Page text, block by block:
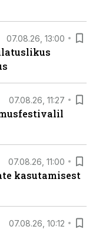
07.08.26, 13:00
07.08.26, 11:27
07.08.26, 11:00
kasutamisest
07.08.26, 10:12